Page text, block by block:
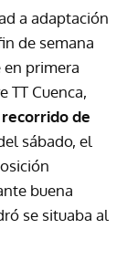
a adaptación
de semana
primera
TT Cuenca,
recorrido de
sábado, el
buena
se situaba al